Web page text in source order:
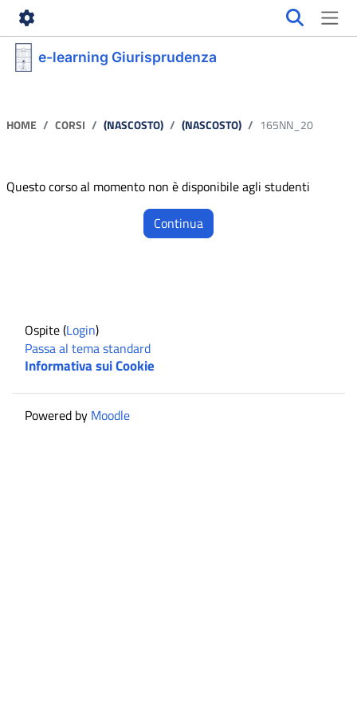
Vai al contenuto principale
e-learning Giurisprudenza
HOME CORSI (NASCOSTO) (NASCOSTO) 165NN_20
Questo corso al momento non è disponibile agli studenti
Continua
Ospite (Login)
Passa al tema standard
Informativa sui Cookie
Powered by Moodle